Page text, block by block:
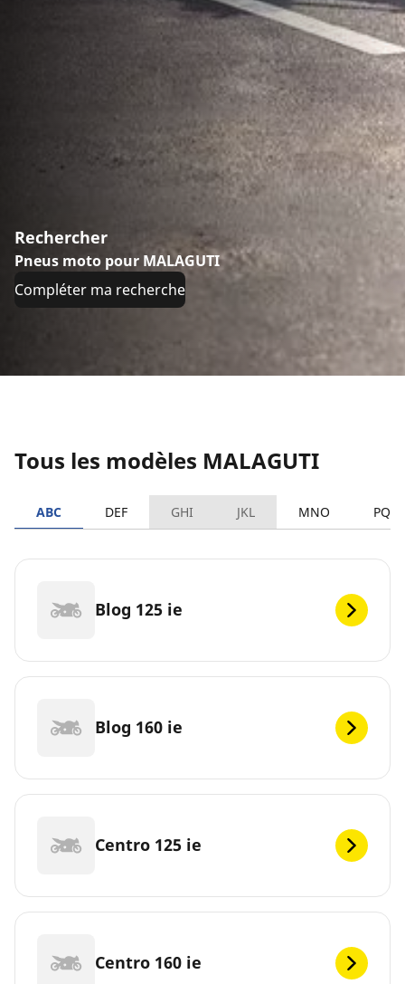
Rechercher
Pneus moto pour MALAGUTI
Compléter ma recherche
Tous les modèles MALAGUTI
ABC DEF GHI JKL MNO PQRS
Blog 125 ie
Blog 160 ie
Centro 125 ie
Centro 160 ie